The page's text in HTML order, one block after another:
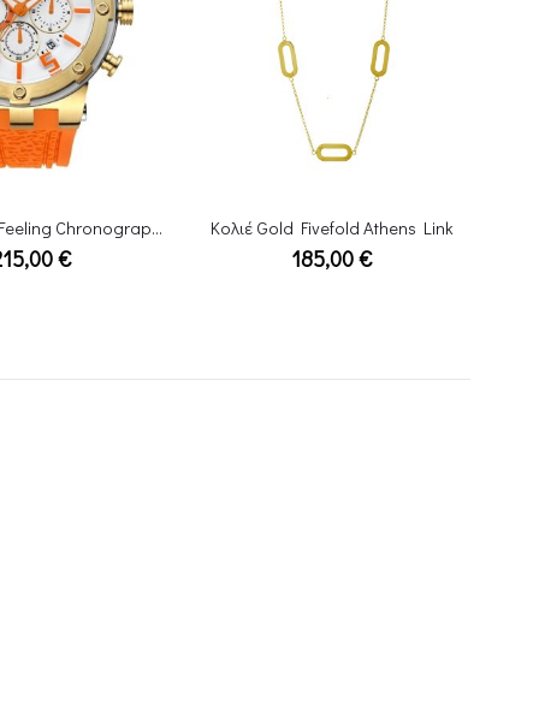
Athens Link
€
Ρολόι Raymond Weil Othello
1.240,00€